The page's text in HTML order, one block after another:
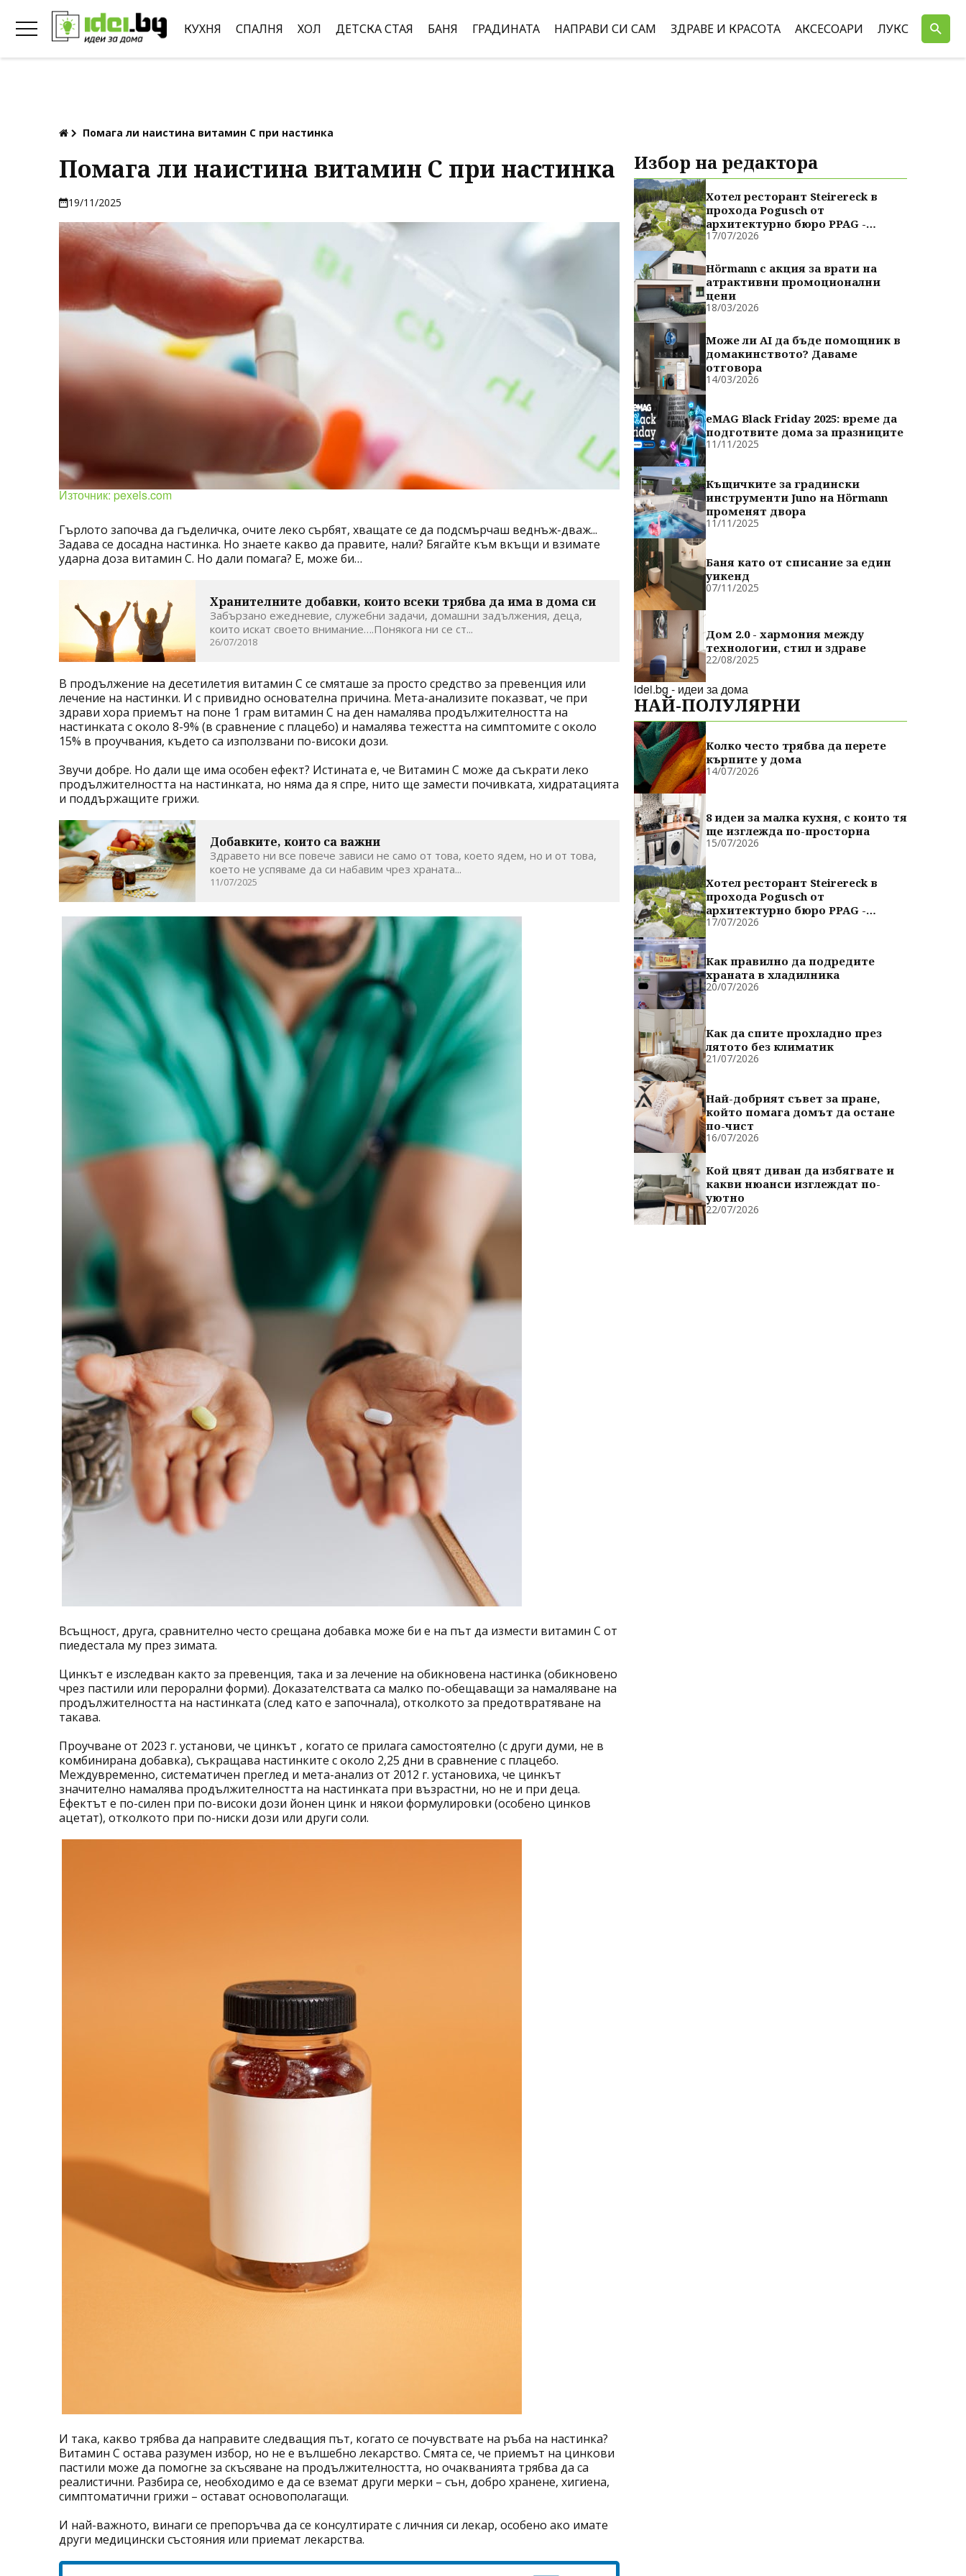
КУХНЯ СПАЛНЯ ХОЛ ДЕТСКА СТАЯ БАНЯ ГРАДИНАТА НАПРАВИ СИ САМ ЗДРАВЕ И КРАСОТА АКСЕСОАРИ ЛУКС
Помага ли наистина витамин С при настинка
Помага ли наистина витамин С при настинка
19/11/2025
Източник: pexels.com
Гърлото започва да гъделичка, очите леко сърбят, хващате се да подсмърчаш веднъж-дваж...
Задава се досадна настинка. Но знаете какво да правите, нали? Бягайте към вкъщи и взимате
ударна доза витамин С. Но дали помага? Е, може би…
Хранителните добавки, които всеки трябва да има в дома си
Забързано ежедневие, служебни задачи, домашни задължения, деца,
които искат своето внимание….Понякога ни се ст...
26/07/2018
В продължение на десетилетия витамин C се смяташе за просто средство за превенция или
лечение на настинки. И с привидно основателна причина. Мета-анализите показват, че при
здрави хора приемът на поне 1 грам витамин C на ден намалява продължителността на
настинката с около 8-9% (в сравнение с плацебо) и намалява тежестта на симптомите с около
15% в проучвания, където са използвани по-високи дози.
Звучи добре. Но дали ще има особен ефект? Истината е, че Витамин C може да съкрати леко
продължителността на настинката, но няма да я спре, нито ще замести почивката, хидратацията
и поддържащите грижи.
Добавките, които са важни
Здравето ни все повече зависи не само от това, което ядем, но и от това,
което не успяваме да си набавим чрез храната...
11/07/2025
Всъщност, друга, сравнително често срещана добавка може би е на път да измести витамин C от
пиедестала му през зимата.
Цинкът е изследван както за превенция, така и за лечение на обикновена настинка (обикновено
чрез пастили или перорални форми). Доказателствата са малко по-обещаващи за намаляване на
продължителността на настинката (след като е започнала), отколкото за предотвратяване на
такава.
Проучване от 2023 г. установи, че цинкът , когато се прилага самостоятелно (с други думи, не в
комбинирана добавка), съкращава настинките с около 2,25 дни в сравнение с плацебо.
Междувременно, систематичен преглед и мета-анализ от 2012 г. установиха, че цинкът
значително намалява продължителността на настинката при възрастни, но не и при деца.
Ефектът е по-силен при по-високи дози йонен цинк и някои формулировки (особено цинков
ацетат), отколкото при по-ниски дози или други соли.
И така, какво трябва да направите следващия път, когато се почувствате на ръба на настинка?
Витамин С остава разумен избор, но не е вълшебно лекарство. Смята се, че приемът на цинкови
пастили може да помогне за скъсяване на продължителността, но очакванията трябва да са
реалистични. Разбира се, необходимо е да се вземат други мерки – сън, добро хранене, хигиена,
симптоматични грижи – остават основополагащи.
И най-важното, винаги се препоръчва да се консултирате с личния си лекар, особено ако имате
други медицински състояния или приемат лекарства.
Избор на редактора
Хотел ресторант Steirereck в
прохода Pogusch от
архитектурно бюро PPAG -
духовно сродни
17/07/2026
Hörmann с акция за врати на
атрактивни промоционални
цени
18/03/2026
Може ли AI да бъде помощник в
домакинството? Даваме
отговора
14/03/2026
eMAG Black Friday 2025: време да
подготвите дома за празниците
11/11/2025
Къщичките за градински
инструменти Juno на Hörmann
променят двора
11/11/2025
Баня като от списание за един
уикенд
07/11/2025
Дом 2.0 - хармония между
технологии, стил и здраве
22/08/2025
idei.bg - идеи за дома
НАЙ-ПОЛУЛЯРНИ
Колко често трябва да перете
кърпите у дома
14/07/2026
8 идеи за малка кухня, с които тя
ще изглежда по-просторна
15/07/2026
Хотел ресторант Steirereck в
прохода Pogusch от
архитектурно бюро PPAG -
духовно сродни
17/07/2026
Как правилно да подредите
храната в хладилника
20/07/2026
Как да спите прохладно през
лятото без климатик
21/07/2026
Най-добрият съвет за пране,
който помага домът да остане
по-чист
16/07/2026
Кой цвят диван да избягвате и
какви нюанси изглеждат по-
уютно
22/07/2026